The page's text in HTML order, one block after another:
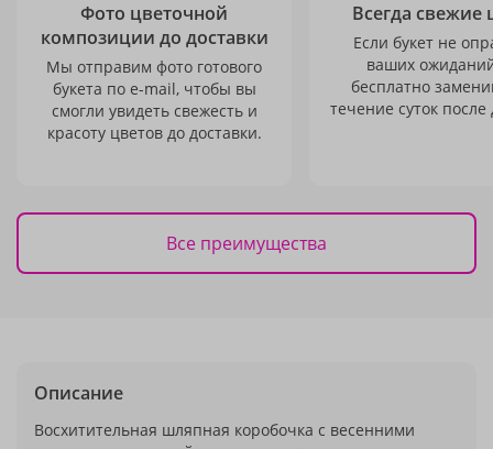
Фото цветочной
композиции до доставки
Мы отправим фото готового
букета по e-mail, чтобы вы
смогли увидеть свежесть и
красоту цветов до доставки.
Всегда свежие
Если букет не
ваших
бесплатно
течение суток после
Все преимущества
Описание
Восхитительная шляпная коробочка с весенними